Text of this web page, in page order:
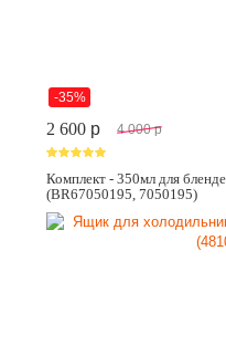
-35%
2 600 p 4 000 p
Комплект - 350мл для
(BR67050195, 7050195)